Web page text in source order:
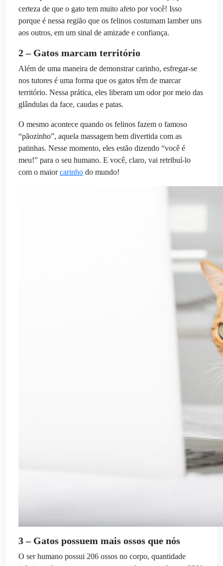
certeza de que o gato tem muito afeto por você! Isso
porque é nessa região que os felinos costumam lamber uns
aos outros, em um sinal de amizade e confiança.
2 – Gatos marcam território
Além de uma maneira de demonstrar carinho, esfregar-se
nos tutores é uma forma que os gatos têm de marcar
território. Nessa prática, eles liberam um odor por meio das
glândulas da face, caudas e patas.
O mesmo acontece quando os felinos fazem o famoso
“pãozinho”, aquela massagem bem divertida com as
patinhas. Nesse momento, eles estão dizendo “você é
meu!” para o seu humano. E você, claro, vai retribuí-lo
com o maiorcarinho do mundo!
3 – Gatos possuem mais ossos que nós
O ser humano possui 206 ossos no corpo, quantidade